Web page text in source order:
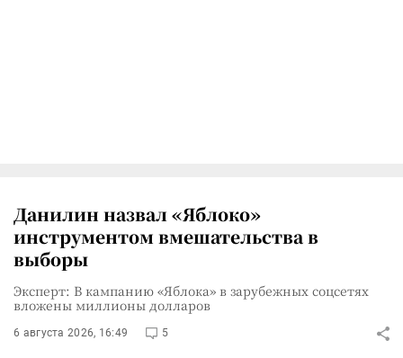
Данилин назвал «Яблоко»
инструментом вмешательства в
выборы
Эксперт: В кампанию «Яблока» в зарубежных соцсетях
вложены миллионы долларов
6 августа 2026, 16:49 5